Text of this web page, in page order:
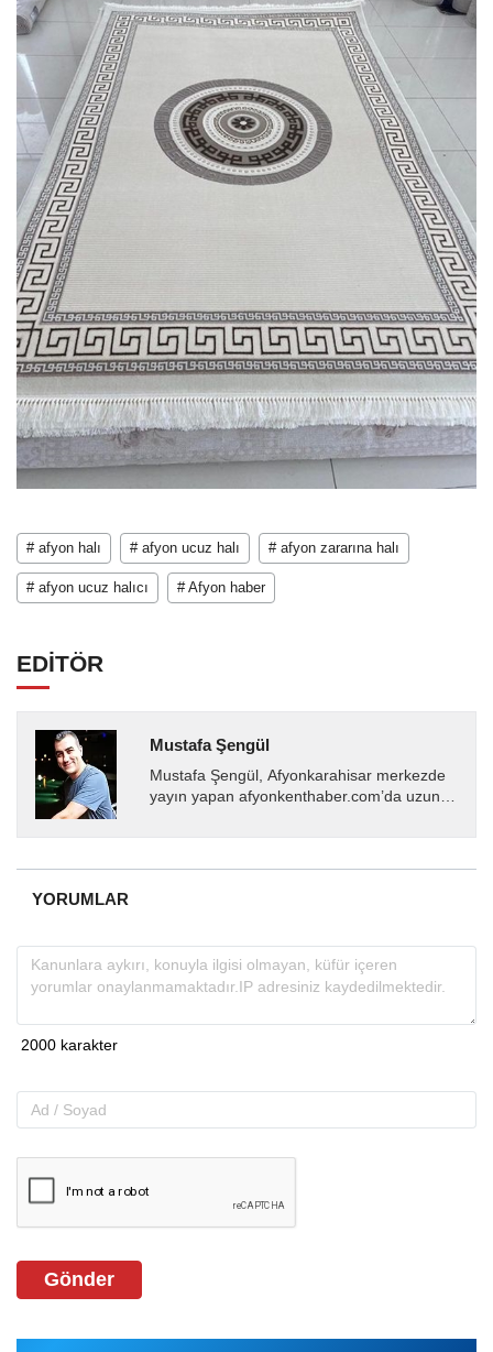
# afyon halı # afyon ucuz halı # afyon zararına halı
# afyon ucuz halıcı # Afyon haber
EDİTÖR
Mustafa Şengül
Mustafa Şengül, Afyonkarahisar merkezde
yayın yapan afyonkenthaber.com’da uzun
almakta, haber akışı...
YORUMLAR
Gönder